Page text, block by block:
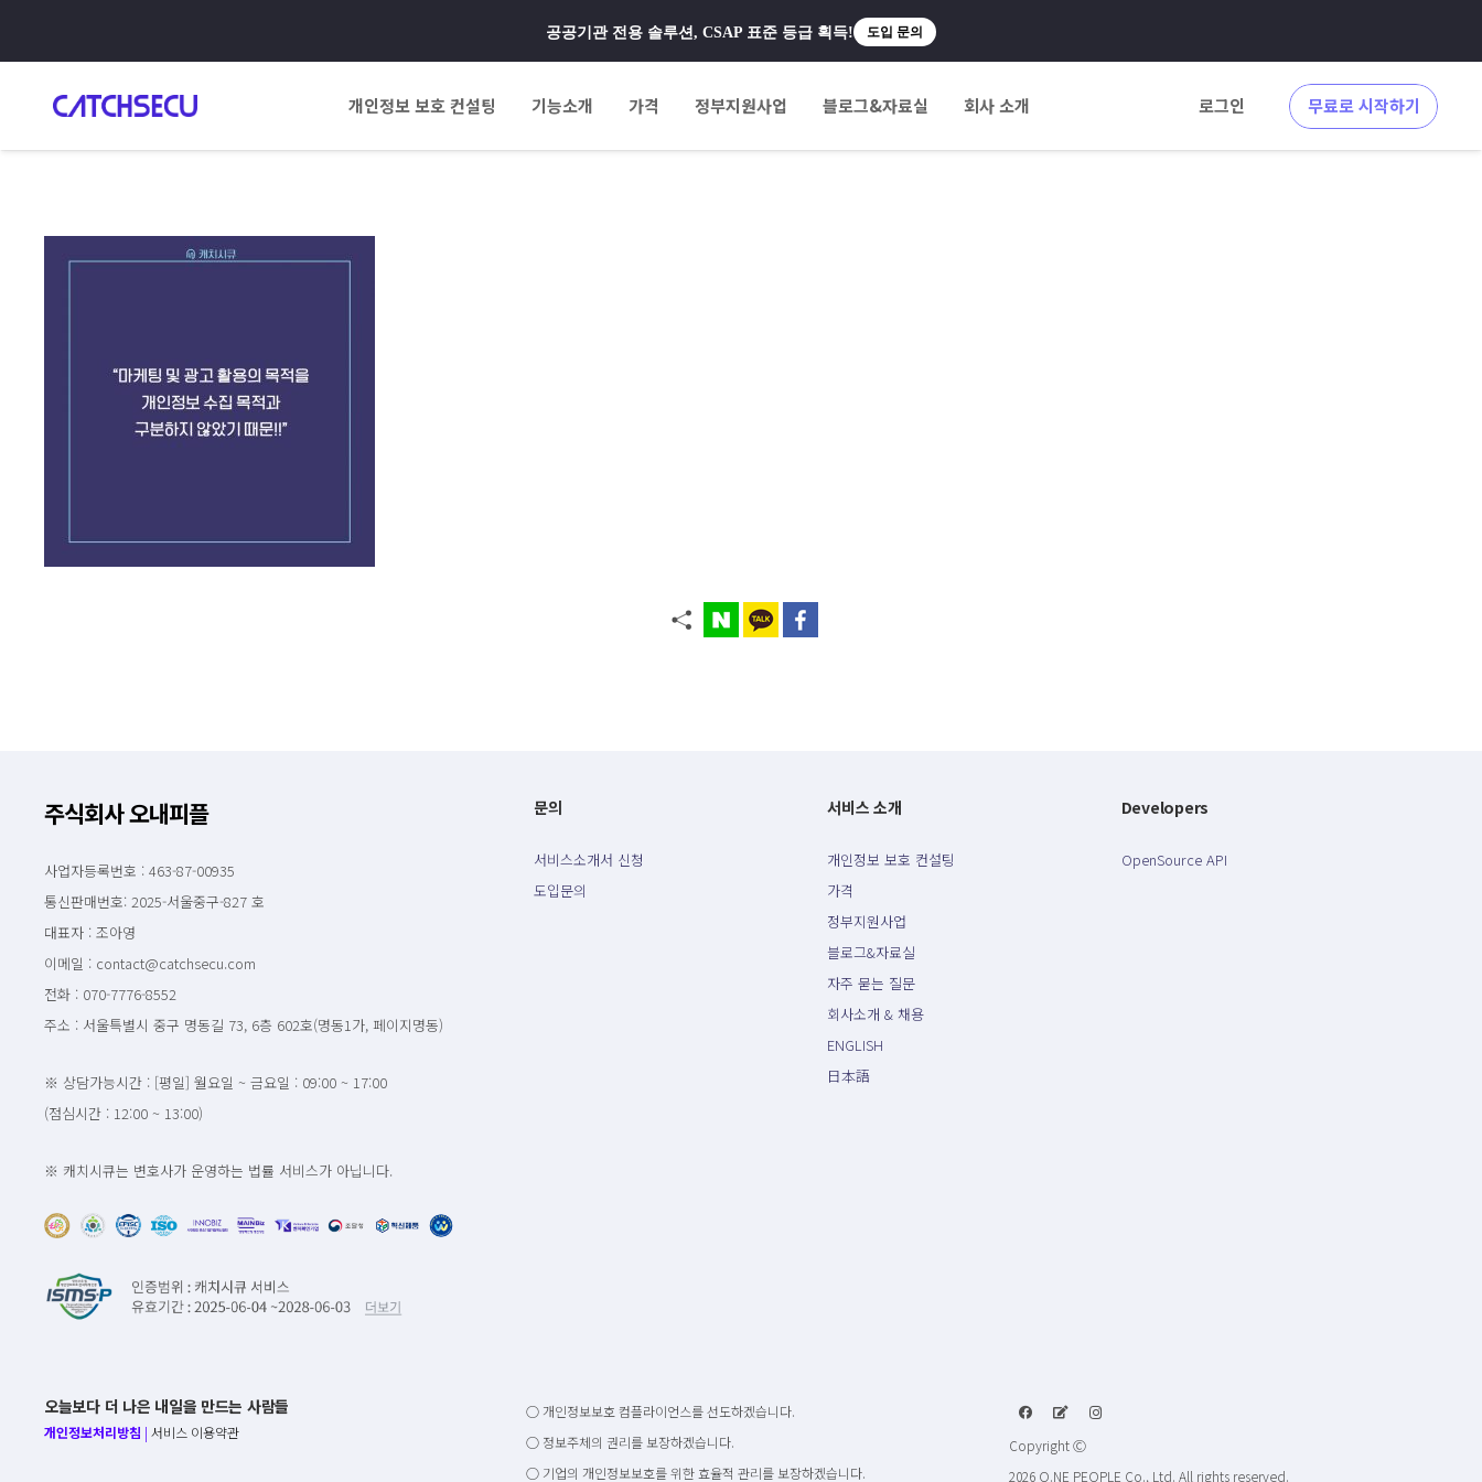
공공기관 전용 솔루션, CSAP 표준 등급 획득! 도입 문의
개인정보 보호 컨설팅 기능소개 가격 정부지원사업 블로그&자료실 회사 소개 로그인 무료로 시작하기
주식회사 오내피플
사업자등록번호 : 463-87-00935
통신판매번호: 2025-서울중구-827 호
대표자 : 조아영
이메일 : contact@catchsecu.com
전화 : 070-7776-8552
주소 : 서울특별시 중구 명동길 73, 6층 602호(명동1가, 페이지명동)
※ 상담가능시간 : [평일] 월요일 ~ 금요일 : 09:00 ~ 17:00
(점심시간 : 12:00 ~ 13:00)
※ 캐치시큐는 변호사가 운영하는 법률 서비스가 아닙니다.
문의
서비스소개서 신청
도입문의
서비스 소개
개인정보 보호 컨설팅
가격
정부지원사업
블로그&자료실
자주 묻는 질문
회사소개 & 채용
ENGLISH
日本語
Developers
OpenSource API
오늘보다 더 나은 내일을 만드는 사람들
개인정보처리방침 | 서비스 이용약관
○ 개인정보보호 컴플라이언스를 선도하겠습니다.
○ 정보주체의 권리를 보장하겠습니다.
○ 기업의 개인정보보호를 위한 효율적 관리를 보장하겠습니다.
Copyright Ⓒ
2026 O.NE PEOPLE Co., Ltd. All rights reserved.